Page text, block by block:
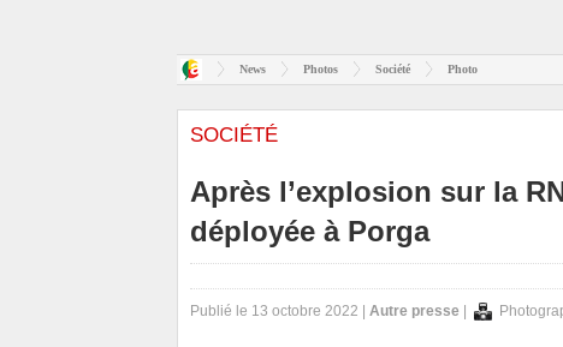
News Photos Société Photo
SOCIÉTÉ
Après l’explosion sur la
déployée à Porga
Publié le 13 octobre 2022 | Autre presse